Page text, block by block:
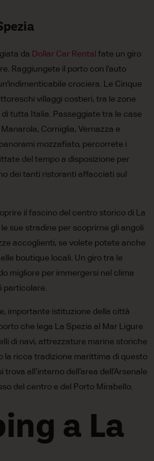
da Dollar Car Rental fate un giro
Raggiungete il porto con l’auto
crociera. Le Cinque
villaggi costieri, tra le zone
tutta Italia. Passeggiate tra le case
Corniglia, Vernazza e
mozzafiato, percorrete i
del tempo a disposizione per
dei tanti ristoranti affacciati sul
il fascino del centro storico di La
sue stradine per scoprirne gli angoli
accoglienti, se volete potete anche
boutique locali. Un giro tra le
migliore per immergersi nel clima
particolare.
importante istituzione della città
che lega La Spezia al Mar Ligure
di navi, attrezzature marine storiche
la ricca tradizione marittima di questo
trova all’interno dell’area dell’Arsenale
del centro e del Porto Mirabello.
a La